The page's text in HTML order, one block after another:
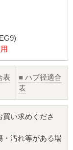
表 ■ ハブ径適合
表
い求めくださ
汚れ等がある場